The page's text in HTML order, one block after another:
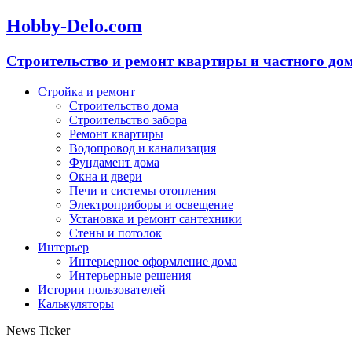
Hobby-Delo.com
Cтроительство и ремонт квартиры и частного
Стройка и ремонт
Строительство дома
Строительство забора
Ремонт квартиры
Водопровод и канализация
Фундамент дома
Окна и двери
Печи и системы отопления
Электроприборы и освещение
Установка и ремонт сантехники
Стены и потолок
Интерьер
Интерьерное оформление дома
Интерьерные решения
Истории пользователей
Калькуляторы
News Ticker